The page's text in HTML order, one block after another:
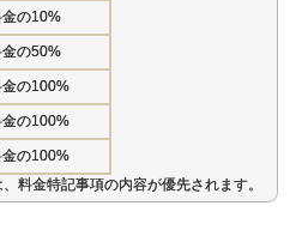
の10%
の50%
の100%
の100%
の100%
料金特記事項の内容が優先されます。